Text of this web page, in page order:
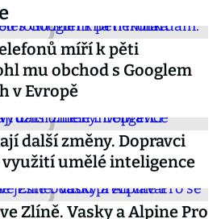
míří k pěti
mu obchod s Googlem
v Evropě
další změny. Dopravci
umělé inteligence
Zlíně. Vasky a Alpine Pro